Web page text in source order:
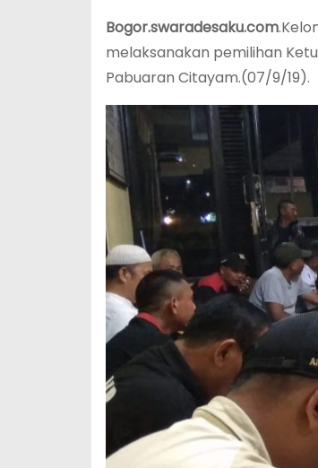
Bogor.swaradesaku.com
melaksanakan pemilihan
Pabuaran Citayam.(07/9/19).